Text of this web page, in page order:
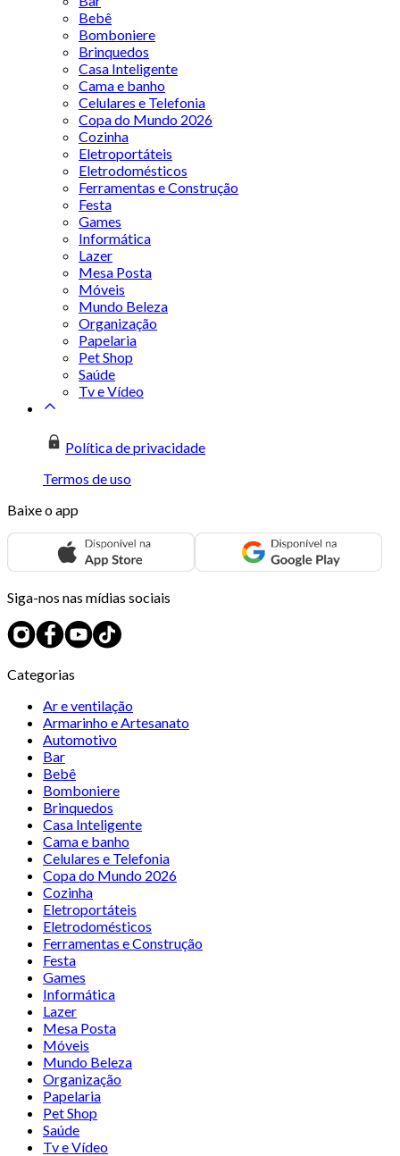
Bebê
Bomboniere
Brinquedos
Casa Inteligente
Cama e banho
Celulares e Telefonia
Copa do Mundo 2026
Cozinha
Eletroportáteis
Eletrodomésticos
Ferramentas e Construção
Festa
Games
Informática
Lazer
Mesa Posta
Móveis
Mundo Beleza
Organização
Papelaria
Pet Shop
Saúde
Tv e Vídeo
Política de privacidade
Termos de uso
Baixe o app
Siga-nos nas mídias sociais
Categorias
Ar e ventilação
Armarinho e Artesanato
Automotivo
Bar
Bebê
Bomboniere
Brinquedos
Casa Inteligente
Cama e banho
Celulares e Telefonia
Copa do Mundo 2026
Cozinha
Eletroportáteis
Eletrodomésticos
Ferramentas e Construção
Festa
Games
Informática
Lazer
Mesa Posta
Móveis
Mundo Beleza
Organização
Papelaria
Pet Shop
Saúde
Tv e Vídeo